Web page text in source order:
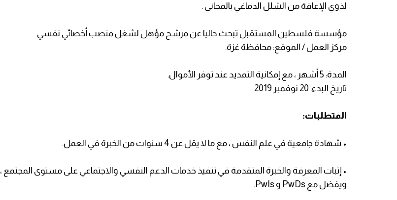
لذوي الإعاقة من الشلل الدماغي بالمجاني .
مؤسسة فلسطين المستقبل تبحث حاليا عن مرشح مؤهل لشغل منصب أخصائي نفسي
مركز العمل / الموقع: محافظة غزة.
المدة: 5 أشهر ، مع إمكانية التمديد عند توفر الأموال.
تاريخ البدء: 20 نوفمبر 2019
المتطلبات:
• شهادة جامعية في علم النفس ، مع ما لا يقل عن 4 سنوات من الخبرة في العمل.
• إثبات المعرفة والخبرة المتقدمة في تنفيذ خدمات الدعم النفسي والاجتماعي على مستوى المجتمع ،
ويفضل مع PwDs و PwIs.